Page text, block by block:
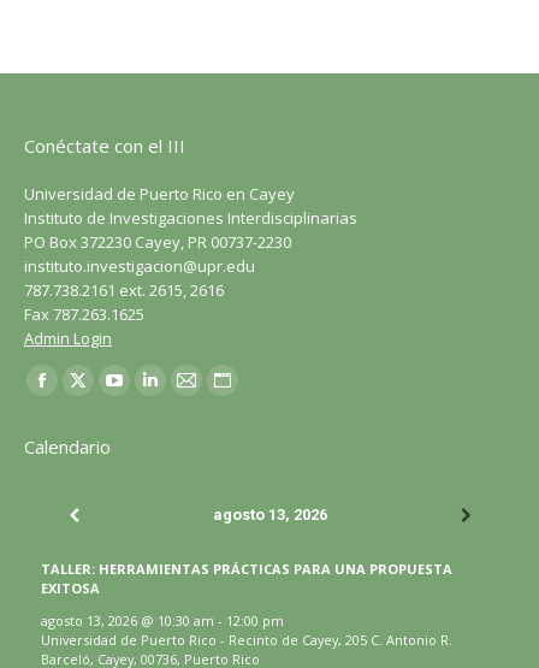
Conéctate con el III
Universidad de Puerto Rico en Cayey
Instituto de Investigaciones Interdisciplinarias
PO Box 372230 Cayey, PR 00737-2230
instituto.investigacion@upr.edu
787.738.2161 ext. 2615, 2616
Fax 787.263.1625
Admin Login
Encuéntranos en:
Facebook
se
ventana
nueva
X
se
en
ventana
nueva
YouTube
nueva
LinkedIn
nueva
Correo
nueva
Sitio
abre
ventana
nueva
Calendario
agosto 13, 2026
TALLER: HERRAMIENTAS PRÁCTICAS PARA UNA PROPUESTA
EXITOSA
agosto 13, 2026 @ 10:30 am - 12:00 pm
Universidad de Puerto Rico - Recinto de Cayey, 205 C. Antonio R.
Barceló, Cayey, 00736, Puerto Rico